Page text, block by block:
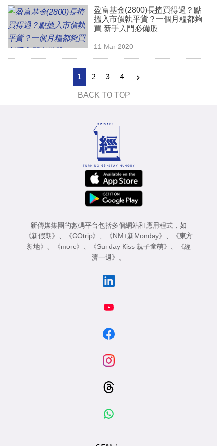
盈富基金(2800)長揸買得過？點
搵入市價執平貨？一個月糧都夠
買 新手入門必備股
11 Mar 2020
1 2 3 4
BACK TO TOP
新傳媒集團的數碼平台包括多個網站和應用程式，如
《新假期》 、 《GOtrip》 、 《NM+新Monday》 、
《東方
新地》 、 《more》 、 《Sunday Kiss 親子童萌》 、
《經
濟一週》 。